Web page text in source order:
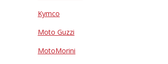
Kymco
Moto Guzzi
MotoMorini